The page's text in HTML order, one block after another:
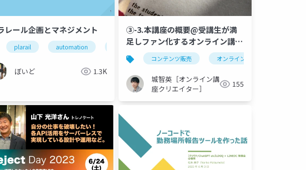
レール企画とマネジメント
plarail automation project management skyway
ぼいど 1.3K
③-3.本講座の概要@受講生が満
足しファン化するオンライン講座
カリキュラムの作り方！アウトラ
インを作り込む台本制作で「話せ
ない…」を無くす
コンテンツ販売 オンライン講座
城智英［オンライン講
座クリエイター］
155